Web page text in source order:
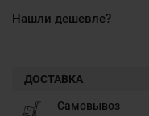
Нашли дешевле?
ДОСТАВКА
Самовывоз